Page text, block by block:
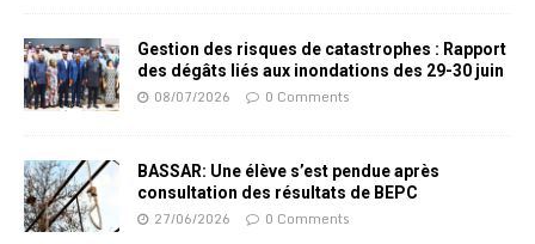
Gestion des risques de catastrophes : Rapport
des dégâts liés aux inondations des 29-30 juin
08/07/2026 0 Comments
BASSAR: Une élève s’est pendue après
consultation des résultats de BEPC
27/06/2026 0 Comments